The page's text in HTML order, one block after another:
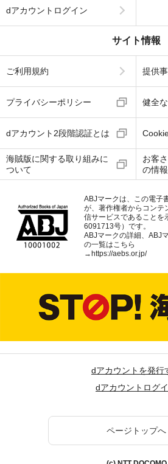
dアカウントログイン
サイト情報
ご利用規約 提供
プライバシーポリシー 健全
dアカウント2段階認証とは
海賊版に関する取り組みに
ついて
お客
の情
ABJマークは、この電子
が、著作権者からコンテ
信サービスであることを
6091713号）です。
ABJマークの詳細、ABJ
の一覧はこちら
→ https://aebs.or.jp/
dアカウントを発行
dアカウントログ
ページトップへ